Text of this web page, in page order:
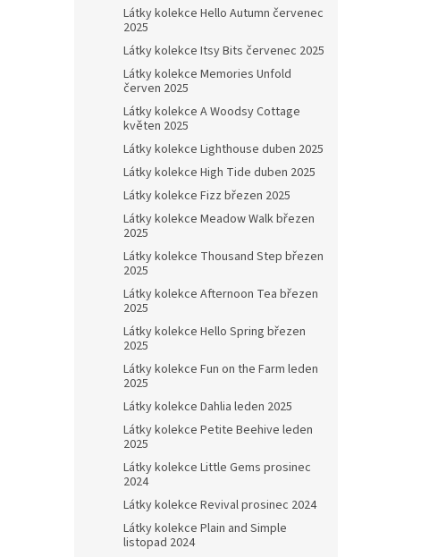
Látky kolekce Hello Autumn červenec
2025
Látky kolekce Itsy Bits červenec 2025
Látky kolekce Memories Unfold
červen 2025
Látky kolekce A Woodsy Cottage
květen 2025
Látky kolekce Lighthouse duben 2025
Látky kolekce High Tide duben 2025
Látky kolekce Fizz březen 2025
Látky kolekce Meadow Walk březen
2025
Látky kolekce Thousand Step březen
2025
Látky kolekce Afternoon Tea březen
2025
Látky kolekce Hello Spring březen
2025
Látky kolekce Fun on the Farm leden
2025
Látky kolekce Dahlia leden 2025
Látky kolekce Petite Beehive leden
2025
Látky kolekce Little Gems prosinec
2024
Látky kolekce Revival prosinec 2024
Látky kolekce Plain and Simple
listopad 2024